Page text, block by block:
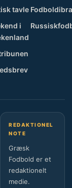
tavle
i
REDAKTIONEL
NOTE
Græsk
Fodbold er et
redaktionelt
medie.